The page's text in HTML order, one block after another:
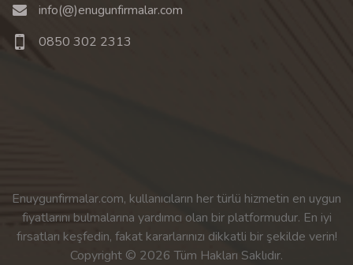
info(@)enugunfirmalar.com
0850 302 2313
Enuygunfirmalar.com, kullanıcıların her türlü hizmetin en uygun
fiyatlarını bulmalarına yardımcı olan bir platformudur. En iyi
fırsatları keşfedin, fakat kararlarınızı dikkatli bir şekilde verin!
Copyright © 2026 Tüm Hakları Saklıdır.